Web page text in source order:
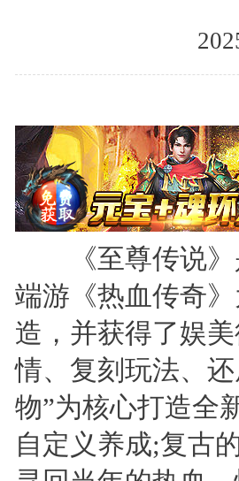
《至尊传说》
端游《热血传奇
造，并获得了娱
情、复刻玩法、
物”为核心打造全
自定义养成;复古